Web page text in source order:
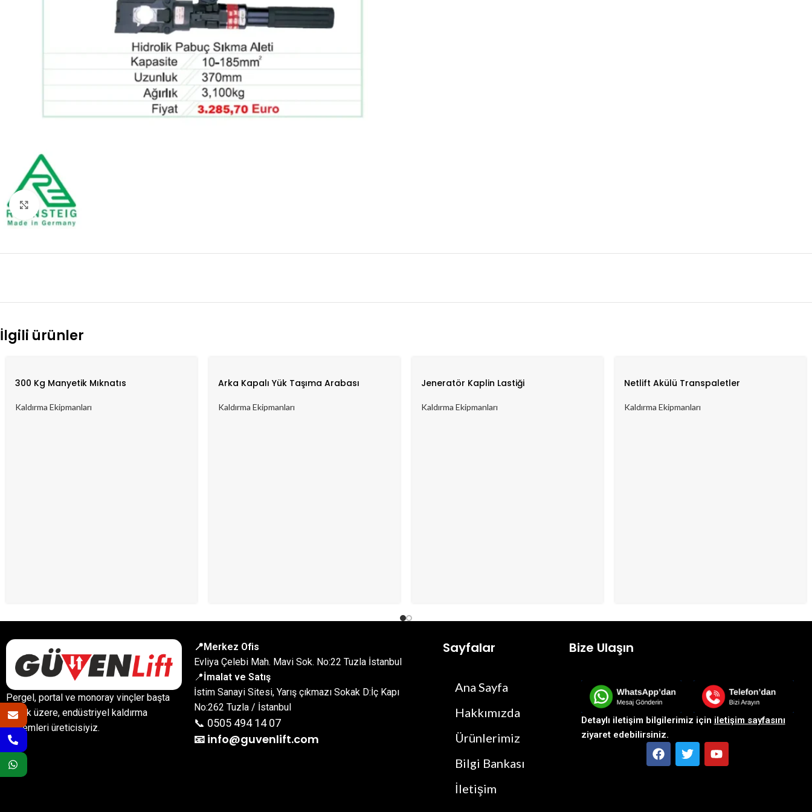
Click to enlarge
İlgili ürünler
300 Kg Manyetik Mıknatıs
Kaldırma Ekipmanları
Arka Kapalı Yük Taşıma Arabası
Kaldırma Ekipmanları
Jeneratör Kaplin Lastiği
Kaldırma Ekipmanları
Netlift Akülü Transpaletler
Kaldırma Ekipmanları
Pergel, portal ve monoray vinçler başta
olmak üzere, endüstriyel kaldırma
sistemleri üreticisiyiz.
📍Merkez Ofis
Evliya Çelebi Mah. Mavi Sok. No:22 Tuzla İstanbul
📍İmalat ve Satış
İstim Sanayi Sitesi, Yarış çıkmazı Sokak D:İç Kapı
No:262 Tuzla / İstanbul
📞 0505 494 14 07
📧 info@guvenlift.com
Sayfalar
Ana Sayfa
Hakkımızda
Ürünlerimiz
Bilgi Bankası
İletişim
Bize Ulaşın
Detaylı iletişim bilgilerimiz için iletişim sayfasını
ziyaret edebilirsiniz.